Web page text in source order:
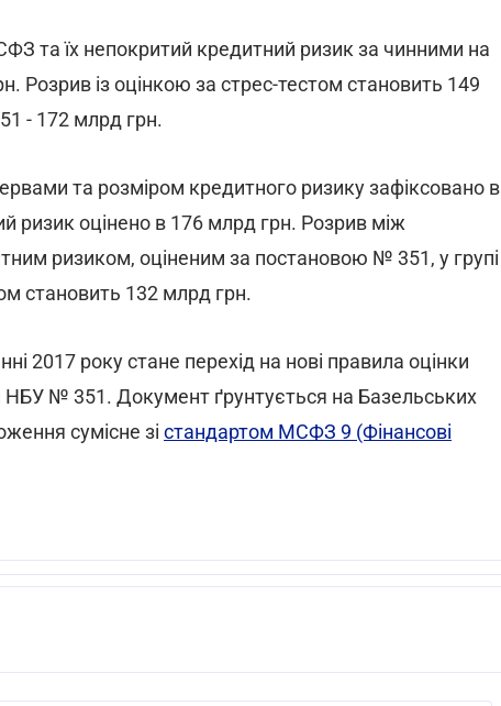
та їх непокритий кредитний ризик за чинними на
Розрив із оцінкою за стрес-тестом становить 149
- 172 млрд грн.
та розміром кредитного ризику зафіксовано в
ризик оцінено в 176 млрд грн. Розрив між
ризиком, оціненим за постановою № 351, у групі
становить 132 млрд грн.
2017 року стане перехід на нові правила оцінки
НБУ № 351. Документ ґрунтується на Базельських
сумісне зі стандартом МСФЗ 9 (Фінансові